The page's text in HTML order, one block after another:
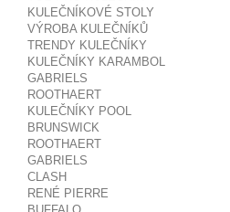
KULEČNÍKOVÉ STOLY
VÝROBA KULEČNÍKŮ
TRENDY KULEČNÍKY
KULEČNÍKY KARAMBOL
GABRIELS
ROOTHAERT
KULEČNÍKY POOL
BRUNSWICK
ROOTHAERT
GABRIELS
CLASH
RENÉ PIERRE